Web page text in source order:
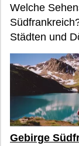
Welche
Städten und
Gebirge